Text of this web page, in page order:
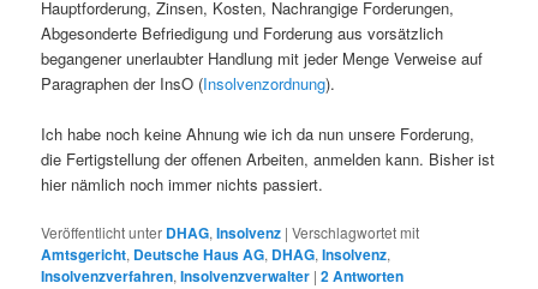
Hauptforderung, Zinsen, Kosten, Nachrangige Forderungen,
Abgesonderte Befriedigung und Forderung aus vorsätzlich
begangener unerlaubter Handlung mit jeder Menge Verweise auf
Paragraphen der InsO (Insolvenzordnung).
Ich habe noch keine Ahnung wie ich da nun unsere Forderung,
die Fertigstellung der offenen Arbeiten, anmelden kann. Bisher ist
hier nämlich noch immer nichts passiert.
Veröffentlicht unter DHAG,Insolvenz |Verschlagwortet mit
Amtsgericht, Deutsche Haus AG, DHAG,Insolvenz,
Insolvenzverfahren,Insolvenzverwalter |2Antworten